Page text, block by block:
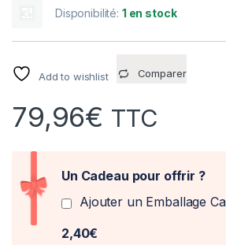
Disponibilité: 1 en stock
Add to wishlist Comparer
79,96€ TTC
Un Cadeau pour offrir ?
Ajouter un Emballage
2,40€